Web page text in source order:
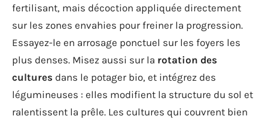
fertilisant, mais décoction appliquée directement
sur les zones envahies pour freiner la progression.
Essayez-le en arrosage ponctuel sur les foyers les
plus denses. Misez aussi sur la rotation des
cultures dans le potager bio, et intégrez des
légumineuses : elles modifient la structure du sol et
ralentissent la prêle. Les cultures qui couvrent bien